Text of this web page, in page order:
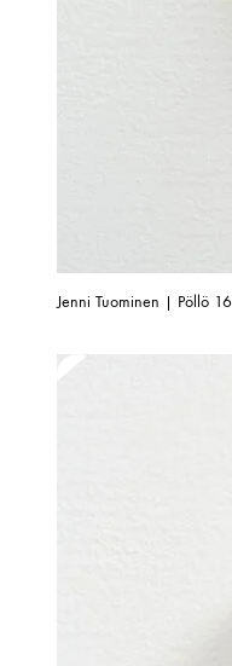
Jenni Tuominen | Pöllö 16